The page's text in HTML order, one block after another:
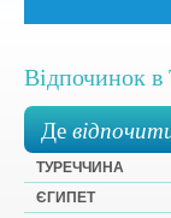
Відпочинок в
Де
ТУРЕЧЧИНА
ЄГИПЕТ